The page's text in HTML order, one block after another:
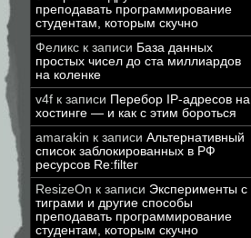
преподавать программирование
студентам, которым скучно
Феликс к записи База данных
простых чисел до ста миллиардов
на коленке
v4f к записи Перебор IP-адресов на
хостинге — и как с этим бороться
amarakin к записи Альтернативный
список заблокированных в РФ
ресурсов Re:filter
ResizeOn к записи Эксперименты с
тиграми и другие способы
преподавать программирование
студентам, которым скучно